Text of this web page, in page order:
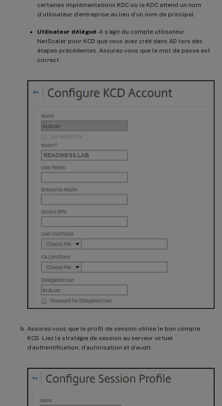
certaines implémentations KDC où le KDC attend un nom
d’utilisateur d’entreprise au lieu d’un nom de principal.
Utilisateur délégué- Il s’agit du compte utilisateur
NetScaler pour KCD que vous avez créé dans AD lors des
étapes précédentes. Assurez-vous que le mot de passe est
correct.
Assurez-vous que le profil de session utilise le bon compte
KCD. Liez la stratégie de session au serveur virtuel
d’authentification, d’autorisation et d’audit.